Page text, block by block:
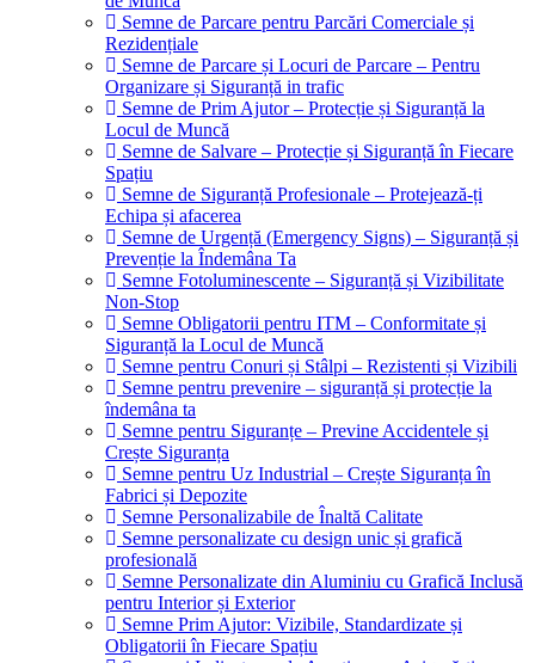
Semne de Parcare pentru Parcări Comerciale și
Rezidențiale
Semne de Parcare și Locuri de Parcare – Pentru
Organizare și Siguranță in trafic
Semne de Prim Ajutor – Protecție și Siguranță la
Locul de Muncă
Semne de Salvare – Protecție și Siguranță în Fiecare
Spațiu
Semne de Siguranță Profesionale – Protejează-ți
Echipa și afacerea
Semne de Urgență (Emergency Signs) – Siguranță și
Prevenție la Îndemâna Ta
Semne Fotoluminescente – Siguranță și Vizibilitate
Non-Stop
Semne Obligatorii pentru ITM – Conformitate și
Siguranță la Locul de Muncă
Semne pentru Conuri și Stâlpi – Rezistenti și Vizibili
Semne pentru prevenire – siguranță și protecție la
îndemâna ta
Semne pentru Siguranțe – Previne Accidentele și
Crește Siguranța
Semne pentru Uz Industrial – Crește Siguranța în
Fabrici și Depozite
Semne Personalizabile de Înaltă Calitate
Semne personalizate cu design unic și grafică
profesională
Semne Personalizate din Aluminiu cu Grafică Inclusă
pentru Interior și Exterior
Semne Prim Ajutor: Vizibile, Standardizate și
Obligatorii în Fiecare Spațiu